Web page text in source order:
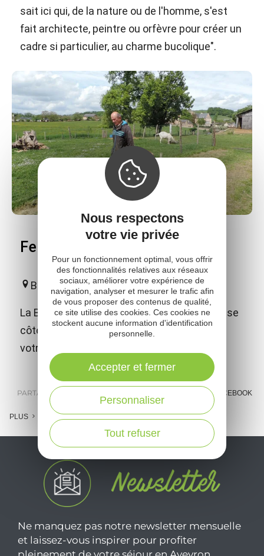
sait ici qui, de la nature ou de l'homme, s'est
fait architecte, peintre ou orfèvre pour créer un
cadre si particulier, au charme bucolique".
Ferme découverte de la Borde
Bournazel
La Borde, ferme découverte où les animaux se
côtoient en bonne intelligence et attendent
votre visite et vos meilleures attentions.
PARTAGER : FACEBOOK
PLUS
Ne manquez pas notre newsletter mensuelle
et laissez-vous inspirer pour profiter
Nous respectons
votre vie privée
Pour un fonctionnement optimal, vous offrir
des fonctionnalités relatives aux réseaux
sociaux, améliorer votre expérience de
navigation, analyser et mesurer le trafic afin
de vous proposer des contenus de qualité,
ce site utilise des cookies. Ces cookies ne
stockent aucune information d'identification
personnelle.
Tout refuser
Personnaliser
Accepter et fermer